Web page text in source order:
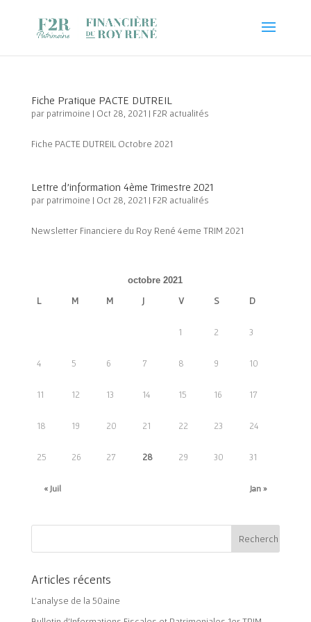
Fiche Pratique PACTE DUTREIL
parpatrimoine | Oct 28, 2021 | F2R actualités
Fiche PACTE DUTREIL Octobre 2021
Lettre d’information 4ème Trimestre 2021
parpatrimoine | Oct 28, 2021 | F2R actualités
Newsletter Financiere du Roy René 4eme TRIM 2021
octobre 2021
L M M J V S D
« Juil Jan »
1 2 3
4 5 6 7 8 9 10
11 12 13 14 15 16 17
18 19 20 21 22 23 24
25 26 27 28 29 30 31
Articles récents
L’analyse de la 50aine